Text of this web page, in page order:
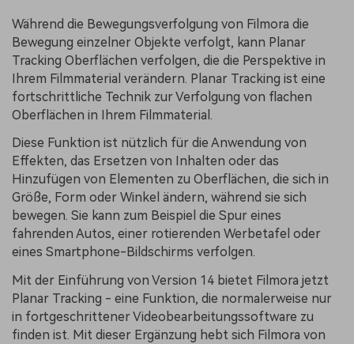
Während die Bewegungsverfolgung von Filmora die
Bewegung einzelner Objekte verfolgt, kann Planar
Tracking Oberflächen verfolgen, die die Perspektive in
Ihrem Filmmaterial verändern. Planar Tracking ist eine
fortschrittliche Technik zur Verfolgung von flachen
Oberflächen in Ihrem Filmmaterial.
Diese Funktion ist nützlich für die Anwendung von
Effekten, das Ersetzen von Inhalten oder das
Hinzufügen von Elementen zu Oberflächen, die sich in
Größe, Form oder Winkel ändern, während sie sich
bewegen. Sie kann zum Beispiel die Spur eines
fahrenden Autos, einer rotierenden Werbetafel oder
eines Smartphone-Bildschirms verfolgen.
Mit der Einführung von Version 14 bietet Filmora jetzt
Planar Tracking - eine Funktion, die normalerweise nur
in fortgeschrittener Videobearbeitungssoftware zu
finden ist. Mit dieser Ergänzung hebt sich Filmora von